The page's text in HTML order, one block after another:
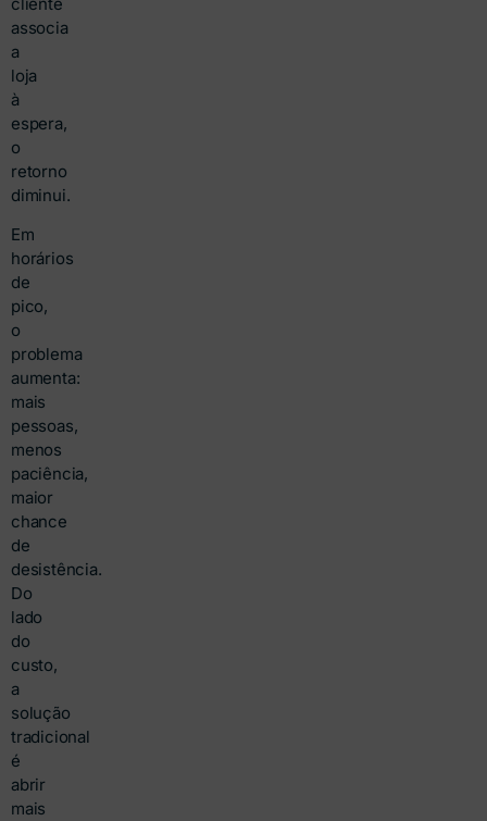
associa
a
loja
à
espera,
o
retorno
diminui.
Em
horários
de
pico,
o
problema
aumenta:
mais
pessoas,
menos
paciência,
maior
chance
de
desistência.
Do
lado
do
custo,
a
solução
tradicional
é
abrir
mais